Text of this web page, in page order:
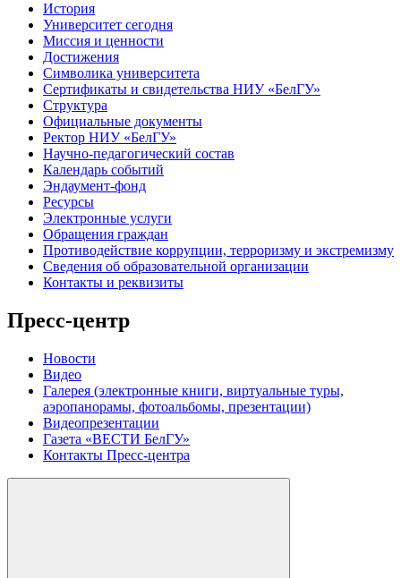
История
Университет сегодня
Миссия и ценности
Достижения
Символика университета
Сертификаты и свидетельства НИУ «БелГУ»
Структура
Официальные документы
Ректор НИУ «БелГУ»
Научно-педагогический состав
Календарь событий
Эндаумент-фонд
Ресурсы
Электронные услуги
Обращения граждан
Противодействие коррупции, терроризму и экстремизму
Сведения об образовательной организации
Контакты и реквизиты
Пресс-центр
Новости
Видео
Галерея (электронные книги, виртуальные туры,
аэропанорамы, фотоальбомы, презентации)
Видеопрезентации
Газета «ВЕСТИ БелГУ»
Контакты Пресс-центра